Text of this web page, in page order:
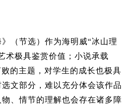
》（节选）作为海明威“冰山理
术极具鉴赏价值；小说承载
的主题，对学生的成长也极具
文部分，难以充分体会该作品
、情节的理解也会存在诸多障